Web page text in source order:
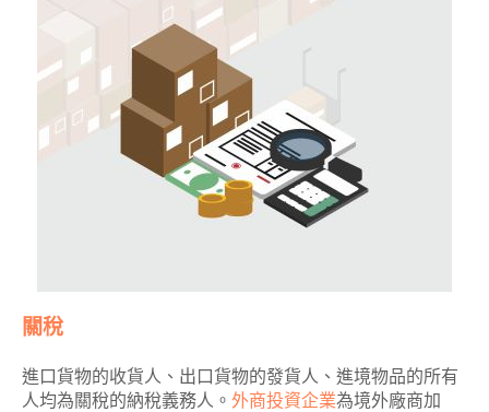
關稅
進口貨物的收貨人、出口貨物的發貨人、進境物品的所有
人均為關稅的納稅義務人。 外商投資企業為境外廠商加